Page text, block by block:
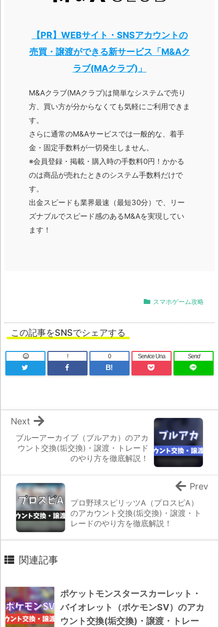
【PR】WEBサイト・SNSアカウントの
売買・譲渡ができる新サービス「M&Aク
ラブ(MAクラブ)」
M&Aクラブ(MAクラブ)は簡単なシステムで売り
方、買い方が分からなくても気軽にご利用できま
す。
さらに通常のM&Aサービスでは一般的な、着手
金・固定手数料が一切発生しません。
※会員登録・掲載・購入時の手数料0円！かかる
のは商品が売れたときのシステム手数料だけで
す。
出金スピードも業界最速（最短30分）で、リー
ズナブルでスピード感のあるM&Aを実現してい
ます！
スマホゲーム攻略
この記事をSNSでシェアする
!
B!
0 Service Una Send
ブルーアーカイブ（ブルアカ）のアカ
ウント交換(垢交換)・譲渡・トレード
のやり方を徹底解説！
Next
プロ野球スピリッツA（プロスピA）
のアカウント交換(垢交換)・譲渡・ト
レードのやり方を徹底解説！
Prev
関連記事
ポケットモンスタースカーレット・
バイオレット（ポケモンSV）のアカ
ウント交換(垢交換)・譲渡・トレー